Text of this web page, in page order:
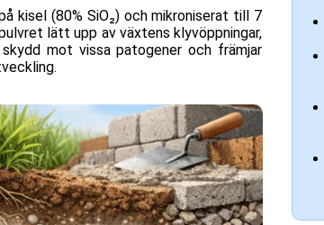
kisel (80% SiO₂) och mikroniserat till 7
lätt upp av växtens klyvöppningar,
mot vissa patogener och främjar